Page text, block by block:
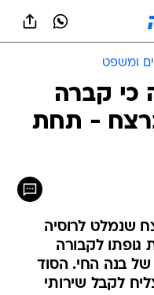
ומשפט
כי קברה
- תחת
שנמלט לרוסיה
לקבורה
של בנה החי. הסוד
לקבל שירותי